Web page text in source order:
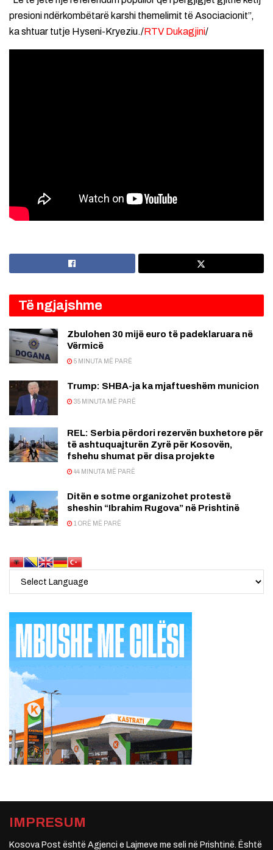
presioni ndërkombëtarë karshi themelimit të Asociacionit”,
ka shtuar tutje Hyseni-Kryeziu./RTV Dukagjini/
Të ngjajshme
Zbulohen 30 mijë euro të padeklaruara në
Vërmicë
5 MINUTA MË PARË
Trump: SHBA-ja ka mjaftueshëm municion
35 MINUTA MË PARË
REL: Serbia përdori rezervën buxhetore për
të ashtuquajturën Zyrë për Kosovën,
fshehu shumat për disa projekte
44 MINUTA MË PARË
Ditën e sotme organizohet protestë
sheshin “Ibrahim Rugova” në Prishtinë
1 ORË MË PARË
IMPRESUM
Kosova Post është Agjenci e Lajmeve me seli në Prishtinë. Është